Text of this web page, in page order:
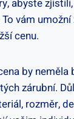
abyste
vám
cenu.
by
zárubní.
rozměr,